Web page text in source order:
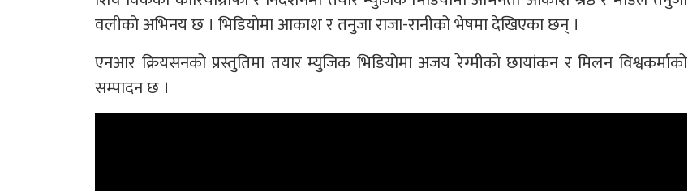
वलीको अभिनय छ । भिडियोमा आकाश र तनुजा राजा-रानीको भेषमा देखिएका छन् ।
एनआर क्रियसनको प्रस्तुतिमा तयार म्युजिक भिडियोमा अजय रेग्मीको छायांकन र मिलन विश्वकर्माको
सम्पादन छ ।